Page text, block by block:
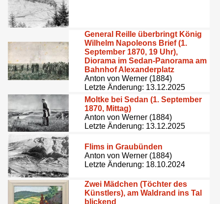
General Reille überbringt König
Wilhelm Napoleons Brief (1.
September 1870, 19 Uhr),
Diorama im Sedan-Panorama am
Bahnhof Alexanderplatz
Anton von Werner (1884)
Letzte Änderung: 13.12.2025
Moltke bei Sedan (1. September
1870, Mittag)
Anton von Werner (1884)
Letzte Änderung: 13.12.2025
Flims in Graubünden
Anton von Werner (1884)
Letzte Änderung: 18.10.2024
Zwei Mädchen (Töchter des
Künstlers), am Waldrand ins Tal
blickend